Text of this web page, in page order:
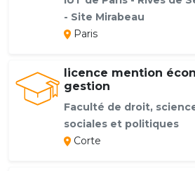
- Site Mirabeau
Paris
licence mention
gestion
Faculté de droit,
sociales et politiques
Corte